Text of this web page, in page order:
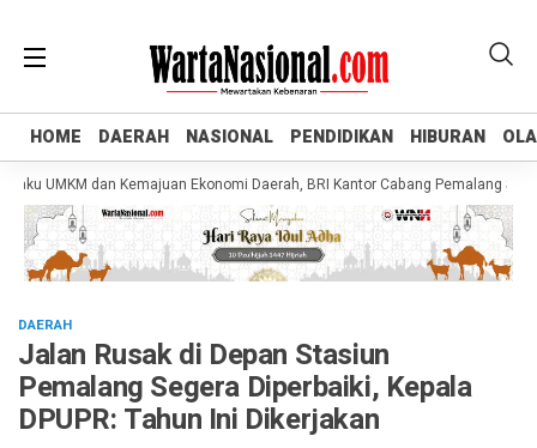
HOME DAERAH NASIONAL PENDIDIKAN HIBURAN
HOME DAERAH NASIONAL PENDIDIKAN HIBURAN
dan Kemajuan Ekonomi Daerah, BRI Kantor Cabang Pemalang Salurkan
DAERAH
Jalan Rusak di Depan Stasiun
Pemalang Segera Diperbaiki, Kepala
DPUPR: Tahun Ini Dikerjakan